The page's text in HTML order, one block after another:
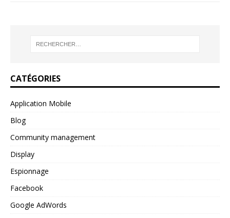
CATÉGORIES
Application Mobile
Blog
Community management
Display
Espionnage
Facebook
Google AdWords